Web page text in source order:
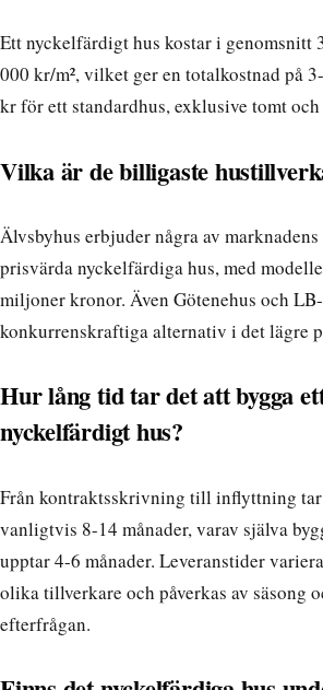
Ett nyckelfärdigt hus kostar i genomsnitt
000 kr/m², vilket ger en totalkostnad på
kr för ett standardhus, exklusive tomt
Vilka är de billigaste
Älvsbyhus erbjuder några av marknadens
prisvärda nyckelfärdiga hus, med
miljoner kronor. Även Götenehus och
konkurrenskraftiga alternativ i det lägre
Hur lång tid tar det att bygga
nyckelfärdigt hus?
Från kontraktsskrivning till inflyttning tar
vanligtvis 8-14 månader, varav själva
upptar 4-6 månader. Leveranstider
olika tillverkare och påverkas av säsong
efterfrågan.